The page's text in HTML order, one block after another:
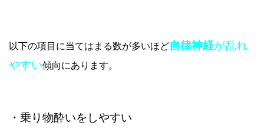
以下の項目に当てはまる数が多いほど自律神経が乱れ
やすい傾向にあります。
・乗り物酔いをしやすい